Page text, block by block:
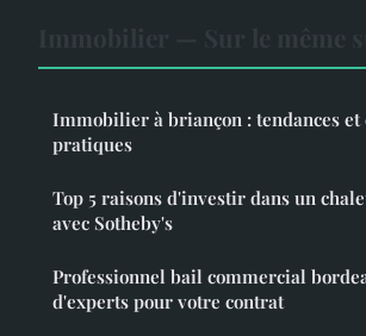
Immobilier à briançon : tendances et
pratiques
Top 5 raisons d'investir dans un
avec Sotheby's
Professionnel bail commercial
d'experts pour votre contrat